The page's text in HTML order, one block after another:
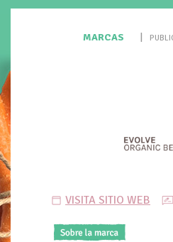
MARCAS
VISITA SITIO WEB